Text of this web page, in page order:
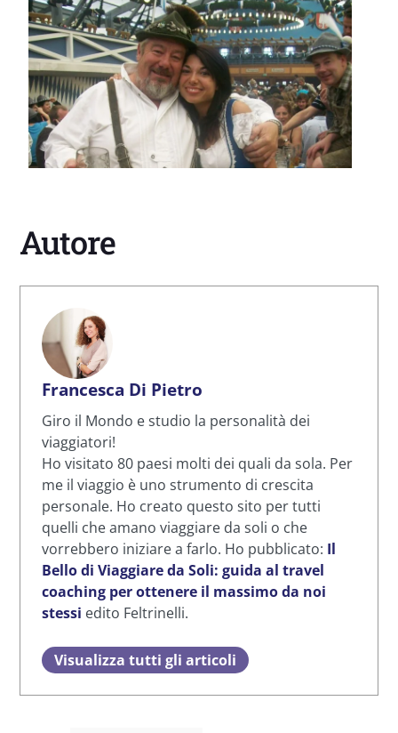
Autore
Francesca Di Pietro
Giro il Mondo e studio la personalità dei
viaggiatori!
Ho visitato 80 paesi molti dei quali da sola. Per
me il viaggio è uno strumento di crescita
personale. Ho creato questo sito per tutti
quelli che amano viaggiare da soli o che
vorrebbero iniziare a farlo. Ho pubblicato: Il
Bello di Viaggiare da Soli: guida al travel
coaching per ottenere il massimo da noi
stessi edito Feltrinelli.
Visualizza tutti gli articoli